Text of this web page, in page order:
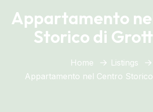
Appartamento
Storico di
Home
Listings
Appartamento nel Centro